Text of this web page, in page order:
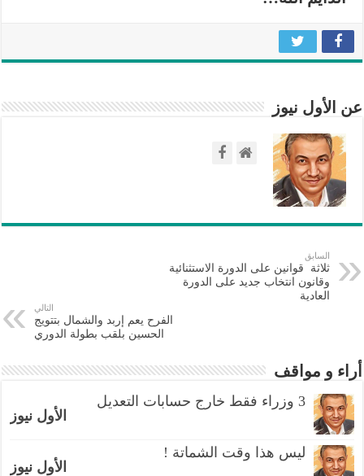
عن الأول نيوز
السابق
ثلاثة قوانين على الدورة الاستثنائية
وقانون انتخاب جديد على الدورة
العادية
التالي
الفرح يعم إربد والشمال بتتويج
الحسين بلقب بطولة الدوري
أراء و مواقف
3 وزراء فقط خارج حسابات التعديل
الأول نيوز
ليس هذا وقت الشماتة !
الأول نيوز